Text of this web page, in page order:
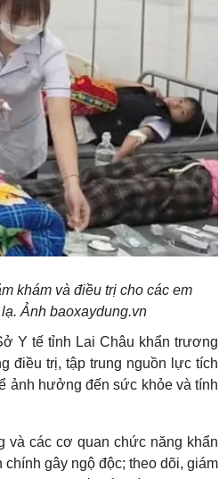
khám và điều trị cho các em
Ảnh baoxaydung.vn
Y tế tỉnh Lai Châu khẩn trương
điều trị, tập trung nguồn lực tích
ảnh hưởng đến sức khỏe và tính
các cơ quan chức năng khẩn
gây ngộ độc; theo dõi, giám